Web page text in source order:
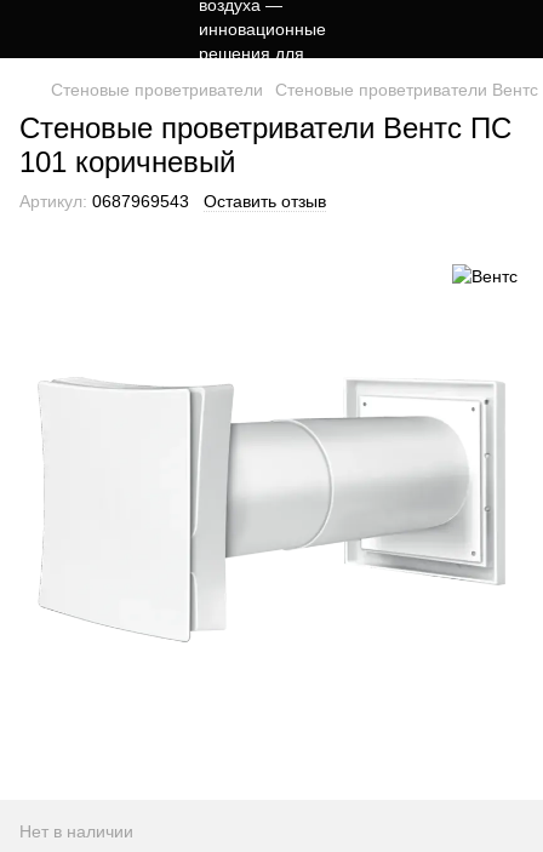
Стеновые проветриватели Стеновые проветриватели Вентс
Стеновые проветриватели Вентс ПС
101 коричневый
Артикул: 0687969543 Оставить отзыв
Нет в наличии